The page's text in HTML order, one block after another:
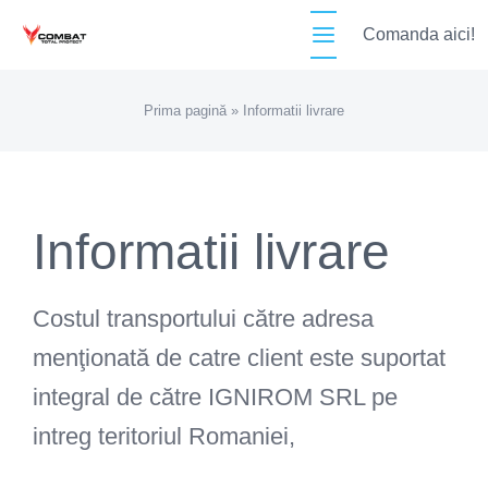
Skip
Comanda aici!
Prima pagină » Informatii livrare
Informatii livrare
Costul transportului către adresa
menţionată de catre client este suportat
integral de către IGNIROM SRL pe
intreg teritoriul Romaniei,